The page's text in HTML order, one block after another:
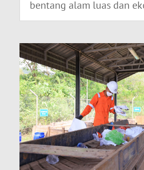
bentang alam luas dan